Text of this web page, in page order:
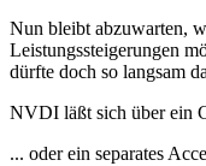
Nun bleibt abzuwarten,
Leistungssteigerungen
dürfte doch so langsam
NVDI läßt sich über ein
... oder ein separates